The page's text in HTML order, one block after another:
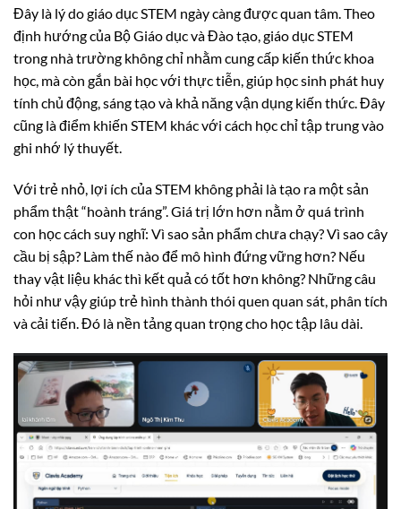
Đây là lý do giáo dục STEM ngày càng được quan tâm. Theo
định hướng của Bộ Giáo dục và Đào tạo, giáo dục STEM
trong nhà trường không chỉ nhằm cung cấp kiến thức khoa
học, mà còn gắn bài học với thực tiễn, giúp học sinh phát huy
tính chủ động, sáng tạo và khả năng vận dụng kiến thức. Đây
cũng là điểm khiến STEM khác với cách học chỉ tập trung vào
ghi nhớ lý thuyết.
Với trẻ nhỏ, lợi ích của STEM không phải là tạo ra một sản
phẩm thật “hoành tráng”. Giá trị lớn hơn nằm ở quá trình
con học cách suy nghĩ: Vì sao sản phẩm chưa chạy? Vì sao cây
cầu bị sập? Làm thế nào để mô hình đứng vững hơn? Nếu
thay vật liệu khác thì kết quả có tốt hơn không? Những câu
hỏi như vậy giúp trẻ hình thành thói quen quan sát, phân tích
và cải tiến. Đó là nền tảng quan trọng cho học tập lâu dài.